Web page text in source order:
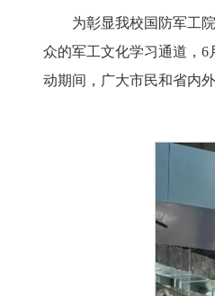
为彰显我校国防军工
众的军工文化学习通道，
动期间，广大市民和省内